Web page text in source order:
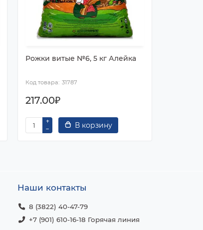
Рожки витые №6, 5 кг Алейка
31787
217.00₽
В корзину
Наши контакты
8 (3822) 40-47-79
+7 (901) 610-16-18 Горячая линия